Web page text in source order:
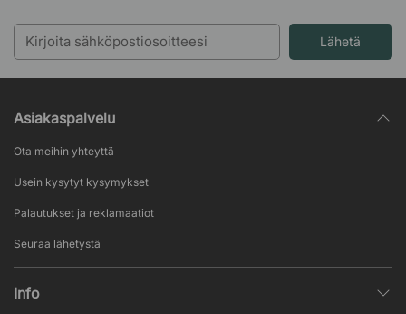
Lähetä
Asiakaspalvelu
Ota meihin yhteyttä
Usein kysytyt kysymykset
Palautukset ja reklamaatiot
Seuraa lähetystä
Info